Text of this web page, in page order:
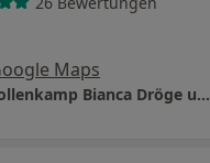
Maps
CampusDocs Dres. Ralf Dollenkamp Bianca Dröge und Kathrin Püttmann